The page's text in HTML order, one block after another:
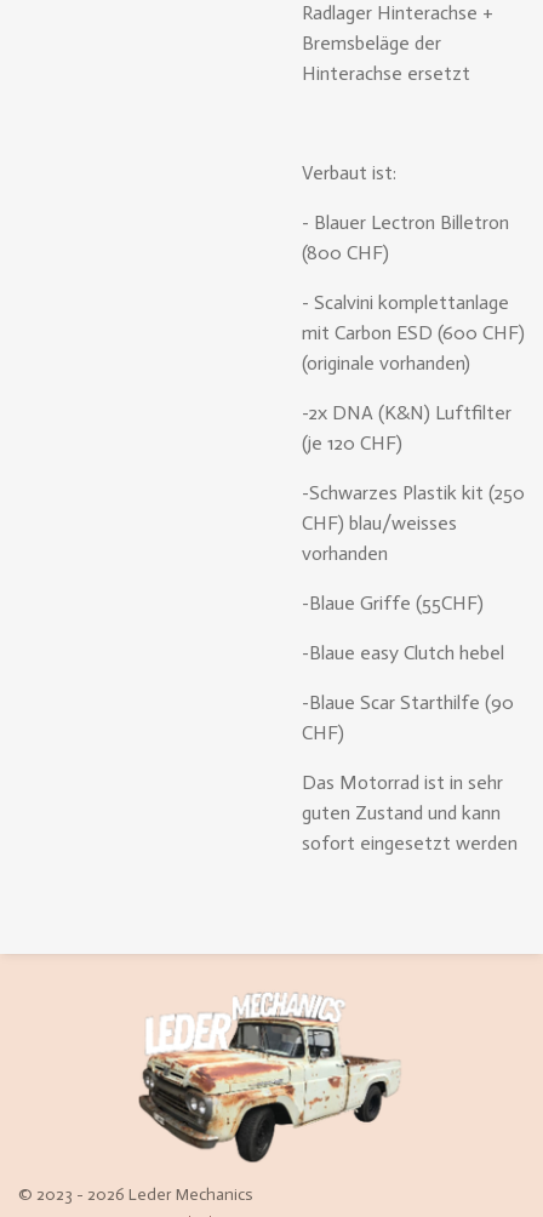
Radlager Hinterachse +
Bremsbeläge der
Hinterachse ersetzt
Verbaut ist:
- Blauer Lectron Billetron
(800 CHF)
- Scalvini komplettanlage
mit Carbon ESD (600 CHF)
(originale vorhanden)
-2x DNA (K&N) Luftfilter
(je 120 CHF)
-Schwarzes Plastik kit (250
CHF) blau/weisses
vorhanden
-Blaue Griffe (55CHF)
-Blaue easy Clutch hebel
-Blaue Scar Starthilfe (90
CHF)
Das Motorrad ist in sehr
guten Zustand und kann
sofort eingesetzt werden
© 2023 - 2026 Leder Mechanics